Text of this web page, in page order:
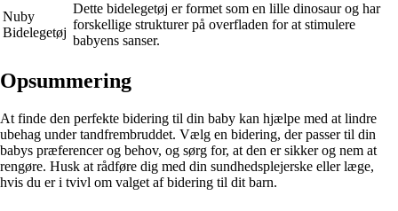
Nuby
Bidelegetøj
Dette bidelegetøj er formet som en lille dinosaur og har
forskellige strukturer på overfladen for at stimulere
babyens sanser.
Opsummering
At finde den perfekte bidering til din baby kan hjælpe med at lindre
ubehag under tandfrembruddet. Vælg en bidering, der passer til din
babys præferencer og behov, og sørg for, at den er sikker og nem at
rengøre. Husk at rådføre dig med din sundhedsplejerske eller læge,
hvis du er i tvivl om valget af bidering til dit barn.